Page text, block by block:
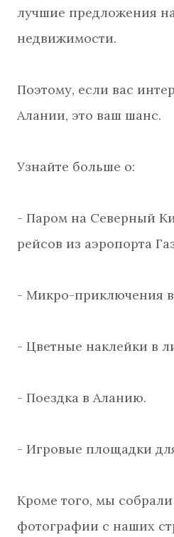
лучшие предложения
недвижимости.
Поэтому, если вас
Алании, это ваш шанс.
Узнайте больше о:
- Паром на Северный
рейсов из аэропорта
- Микро-приключения
- Цветные наклейки в
- Поездка в Аланию.
- Игровые площадки
Кроме того, мы
фотографии с наших